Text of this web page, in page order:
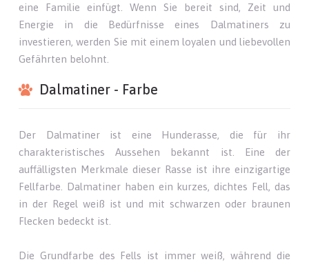
eine Familie einfügt. Wenn Sie bereit sind, Zeit und
Energie in die Bedürfnisse eines Dalmatiners zu
investieren, werden Sie mit einem loyalen und liebevollen
Gefährten belohnt.
Dalmatiner - Farbe
Der Dalmatiner ist eine Hunderasse, die für ihr
charakteristisches Aussehen bekannt ist. Eine der
auffälligsten Merkmale dieser Rasse ist ihre einzigartige
Fellfarbe. Dalmatiner haben ein kurzes, dichtes Fell, das
in der Regel weiß ist und mit schwarzen oder braunen
Flecken bedeckt ist.
Die Grundfarbe des Fells ist immer weiß, während die